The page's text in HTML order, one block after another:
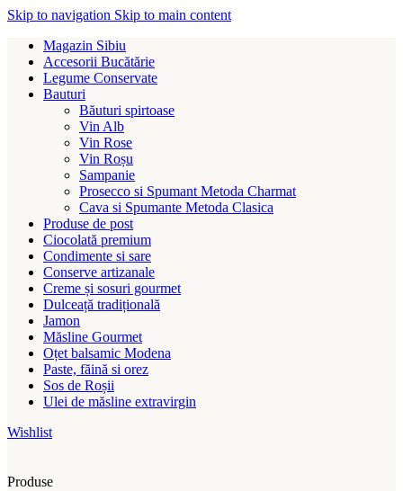
Skip to navigation Skip to main content
Magazin Sibiu
Accesorii Bucătărie
Legume Conservate
Bauturi
Băuturi spirtoase
Vin Alb
Vin Rose
Vin Roșu
Sampanie
Prosecco si Spumant Metoda Charmat
Cava si Spumante Metoda Clasica
Produse de post
Ciocolată premium
Condimente si sare
Conserve artizanale
Creme și sosuri gourmet
Dulceață tradițională
Jamon
Măsline Gourmet
Oțet balsamic Modena
Paste, făină si orez
Sos de Roșii
Ulei de măsline extravirgin
Wishlist
Produse